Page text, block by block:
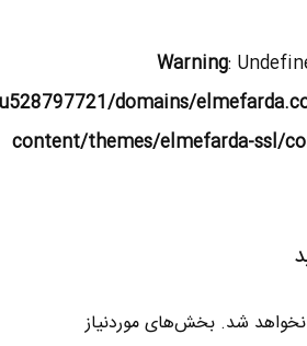
Warning:
domains/
content/themes/elmefarda-ssl/
شد. بخش‌های موردنیاز